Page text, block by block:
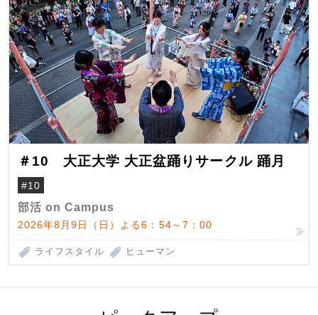
＃10 大正大学 大正盆踊りサークル 踊月
#10
部活 on Campus
2026年8月9日（日）よる6：54～7：00
ライフスタイル ヒューマン